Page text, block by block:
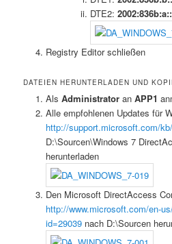
DTE2:
Registry Editor schließen
DATEIEN HERUNTERLADEN UND
Als Administratoran APP1
Alle empfohlenen Updates für
http://support.microsoft.com/
D:\Sourcen\Windows 7
herunterladen
Den Microsoft DirectAccess
http://www.microsoft.com/en-
id=29039nach D:\Sourcen